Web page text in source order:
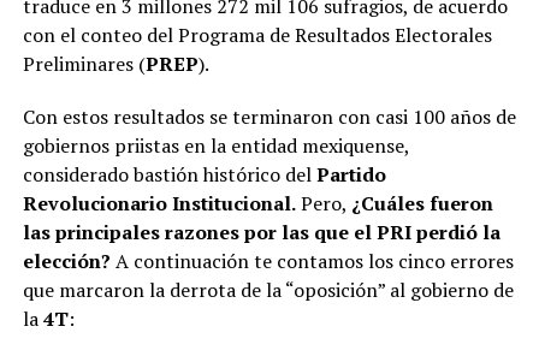
traduce en 3 millones 272 mil 106 sufragios, de acuerdo
con el conteo del Programa de Resultados Electorales
Preliminares (PREP).
Con estos resultados se terminaron con casi 100 años de
gobiernos priistas en la entidad mexiquense,
considerado bastión histórico delPartido
Revolucionario Institucional.Pero, ¿Cuáles fueron
las principales razones por las que el PRI perdió la
elección? A continuación te contamos los cinco errores
que marcaron la derrota de la “oposición” al gobierno de
la4T: